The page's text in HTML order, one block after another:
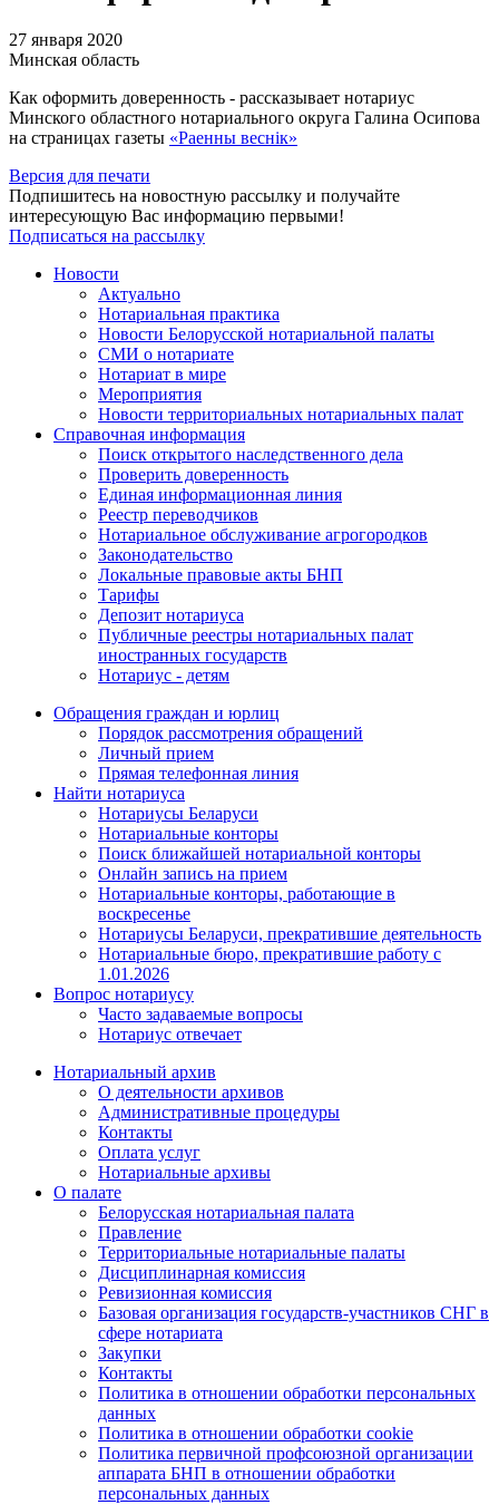
27 января 2020
Минская область
Как оформить доверенность - рассказывает нотариус
Минского областного нотариального округа Галина Осипова
на страницах газеты «Раенны веснiк»
Версия для печати
Подпишитесь на новостную рассылку и получайте
интересующую Вас информацию первыми!
Подписаться на рассылку
Новости
Актуально
Нотариальная практика
Новости Белорусской нотариальной палаты
СМИ о нотариате
Нотариат в мире
Мероприятия
Новости территориальных нотариальных палат
Справочная информация
Поиск открытого наследственного дела
Проверить доверенность
Единая информационная линия
Реестр переводчиков
Нотариальное обслуживание агрогородков
Законодательство
Локальные правовые акты БНП
Тарифы
Депозит нотариуса
Публичные реестры нотариальных палат
иностранных государств
Нотариус - детям
Обращения граждан и юрлиц
Порядок рассмотрения обращений
Личный прием
Прямая телефонная линия
Найти нотариуса
Нотариусы Беларуси
Нотариальные конторы
Поиск ближайшей нотариальной конторы
Онлайн запись на прием
Нотариальные конторы, работающие в
воскресенье
Нотариусы Беларуси, прекратившие деятельность
Нотариальные бюро, прекратившие работу с
1.01.2026
Вопрос нотариусу
Часто задаваемые вопросы
Нотариус отвечает
Нотариальный архив
О деятельности архивов
Административные процедуры
Контакты
Оплата услуг
Нотариальные архивы
О палате
Белорусская нотариальная палата
Правление
Территориальные нотариальные палаты
Дисциплинарная комиссия
Ревизионная комиссия
Базовая организация государств-участников СНГ в
сфере нотариата
Закупки
Контакты
Политика в отношении обработки персональных
данных
Политика в отношении обработки cookie
Политика первичной профсоюзной организации
аппарата БНП в отношении обработки
персональных данных